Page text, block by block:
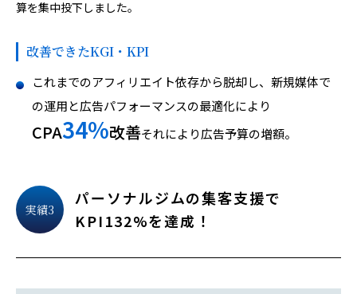
算を集中投下しました。
改善できたKGI・KPI
これまでのアフィリエイト依存から脱却し、新規媒体で
の運用と広告パフォーマンスの最適化により
CPA34%改善それにより広告予算の増額。
実績3
パーソナルジムの集客支援で
KPI132%を達成！